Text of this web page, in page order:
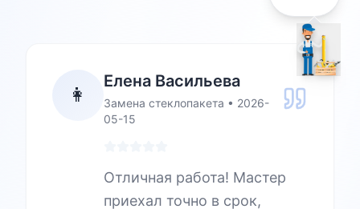
👩
Елена Васильева
Замена стеклопакета • 2026-
05-15
Отличная работа! Мастер
приехал точно в срок,